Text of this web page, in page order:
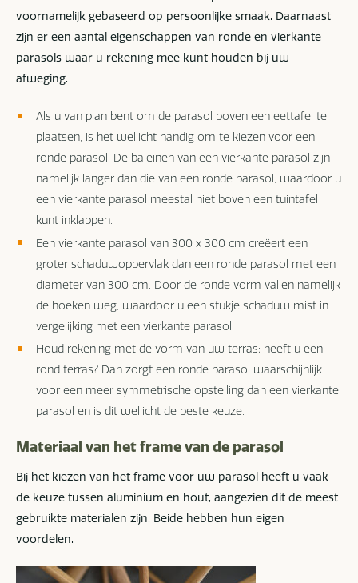
voornamelijk gebaseerd op persoonlijke smaak. Daarnaast
zijn er een aantal eigenschappen van ronde en vierkante
parasols waar u rekening mee kunt houden bij uw
afweging.
Als u van plan bent om de parasol boven een eettafel te
plaatsen, is het wellicht handig om te kiezen voor een
ronde parasol. De baleinen van een vierkante parasol zijn
namelijk langer dan die van een ronde parasol, waardoor u
een vierkante parasol meestal niet boven een tuintafel
kunt inklappen.
Een vierkante parasol van 300 x 300 cm creëert een
groter schaduwoppervlak dan een ronde parasol met een
diameter van 300 cm. Door de ronde vorm vallen namelijk
de hoeken weg, waardoor u een stukje schaduw mist in
vergelijking met een vierkante parasol.
Houd rekening met de vorm van uw terras: heeft u een
rond terras? Dan zorgt een ronde parasol waarschijnlijk
voor een meer symmetrische opstelling dan een vierkante
parasol en is dit wellicht de beste keuze.
Materiaal van het frame van de parasol
Bij het kiezen van het frame voor uw parasol heeft u vaak
de keuze tussen aluminium en hout, aangezien dit de meest
gebruikte materialen zijn. Beide hebben hun eigen
voordelen.